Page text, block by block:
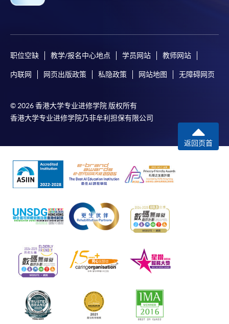
职位空缺 教学/报名中心地点 学员网站 教师网站
内联网 网页出版政策 私隐政策 网站地图 无障碍网页
© 2026 香港大学专业进修学院 版权所有
香港大学专业进修学院乃非牟利担保有限公司
返回页首